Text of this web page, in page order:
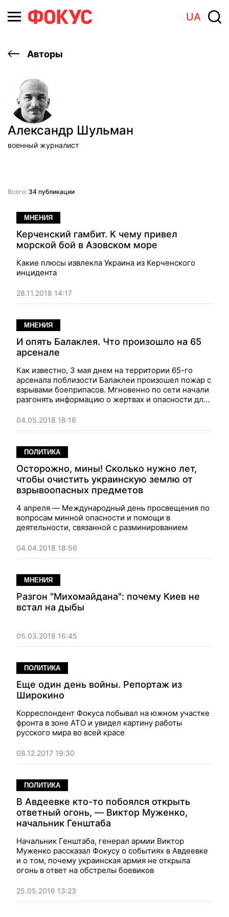
UA
Авторы
Александр Шульман
военный журналист
Всего: 34 публикации
МНЕНИЯ
Керченский гамбит. К чему привел
морской бой в Азовском море
Какие плюсы извлекла Украина из Керченского
инцидента
28.11.2018 14:17
МНЕНИЯ
И опять Балаклея. Что произошло на 65
арсенале
Как известно, 3 мая днем на территории 65-го
арсенала поблизости Балаклеи произошел пожар с
взрывами боеприпасов. Мгновенно по сети начали
разгонять информацию о жертвах и опасности для
произошло на самом деле?
04.05.2018 18:16
ПОЛИТИКА
Осторожно, мины! Сколько нужно лет,
чтобы очистить украинскую землю от
взрывоопасных предметов
4 апреля — Международный день просвещения по
вопросам минной опасности и помощи в
деятельности, связанной с разминированием
04.04.2018 18:56
МНЕНИЯ
Разгон "Михомайдана": почему Киев не
встал на дыбы
05.03.2018 16:45
ПОЛИТИКА
Еще один день войны. Репортаж из
Широкино
Корреспондент Фокуса побывал на южном участке
фронта в зоне АТО и увидел картину работы
русского мира во всей красе
08.12.2017 19:30
ПОЛИТИКА
В Авдеевке кто-то побоялся открыть
ответный огонь, — Виктор Муженко,
начальник Генштаба
Начальник Генштаба, генерал армии Виктор
Муженко рассказал Фокусу о событиях в Авдеевке
и о том, почему украинская армия не открыла
огонь в ответ на обстрелы боевиков
25.05.2016 13:23